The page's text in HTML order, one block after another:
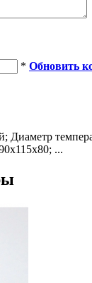
* Обновить
Диаметр
...